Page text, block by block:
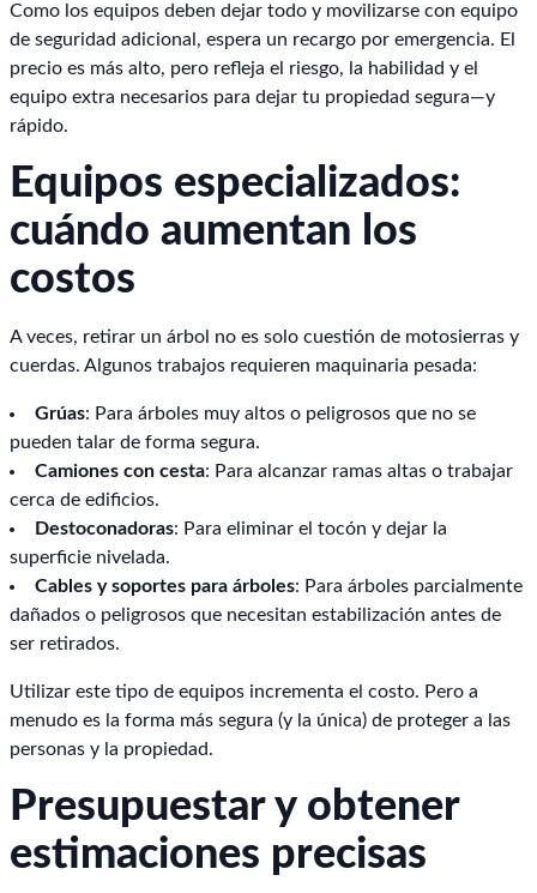
Como los equipos deben dejar todo y movilizarse con equipo
de seguridad adicional, espera un recargo por emergencia. El
precio es más alto, pero refleja el riesgo, la habilidad y el
equipo extra necesarios para dejar tu propiedad segura—y
rápido.
Equipos especializados:
cuándo aumentan los
costos
A veces, retirar un árbol no es solo cuestión de motosierras y
cuerdas. Algunos trabajos requieren maquinaria pesada:
Grúas: Para árboles muy altos o peligrosos que no se
pueden talar de forma segura.
Camiones con cesta: Para alcanzar ramas altas o trabajar
cerca de edificios.
Destoconadoras: Para eliminar el tocón y dejar la
superficie nivelada.
Cables y soportes para árboles: Para árboles parcialmente
dañados o peligrosos que necesitan estabilización antes de
ser retirados.
Utilizar este tipo de equipos incrementa el costo. Pero a
menudo es la forma más segura (y la única) de proteger a las
personas y la propiedad.
Presupuestar y obtener
estimaciones precisas